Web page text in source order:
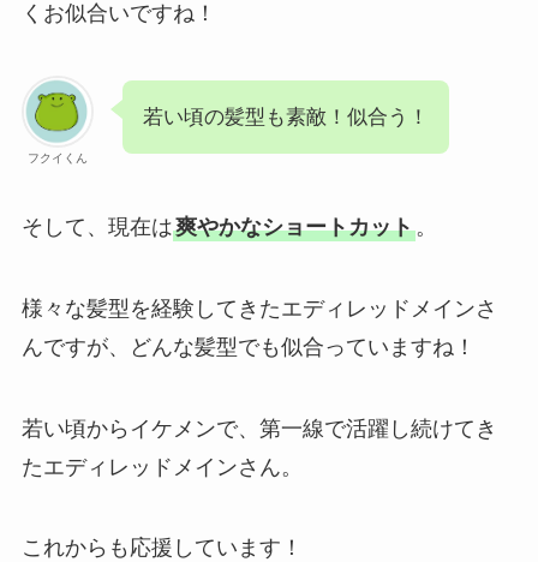
くお似合いですね！
フクイくん
若い頃の髪型も素敵！似合う！
そして、現在は爽やかなショートカット。
様々な髪型を経験してきたエディレッドメインさ
んですが、どんな髪型でも似合っていますね！
若い頃からイケメンで、第一線で活躍し続けてき
たエディレッドメインさん。
これからも応援しています！